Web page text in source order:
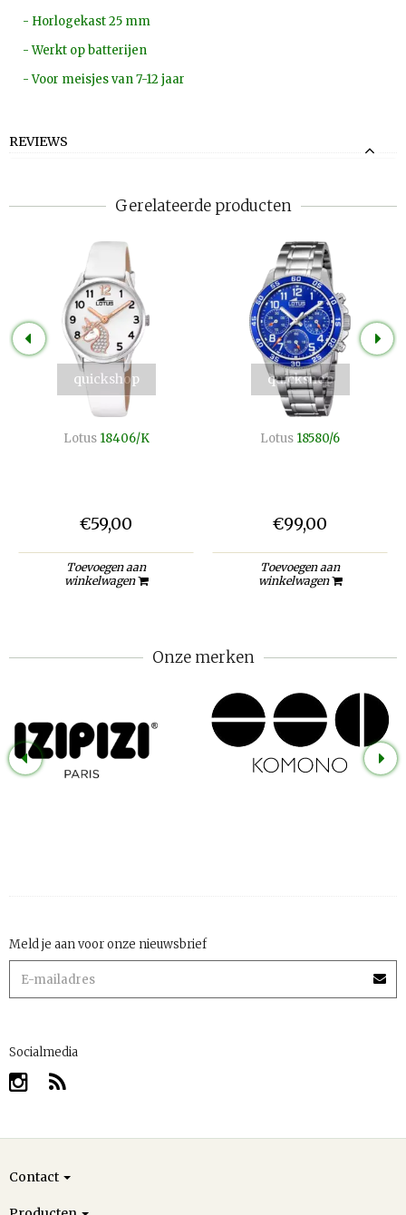
- Horlogekast 25 mm
- Werkt op batterijen
- Voor meisjes van 7-12 jaar
REVIEWS
Gerelateerde producten
quickshop
Lotus 18406/K
€59,00
Toevoegen aan
winkelwagen
quickshop
Lotus 18580/6
€99,00
Toevoegen aan
winkelwagen
Onze merken
Meld je aan voor onze nieuwsbrief
Socialmedia
Contact